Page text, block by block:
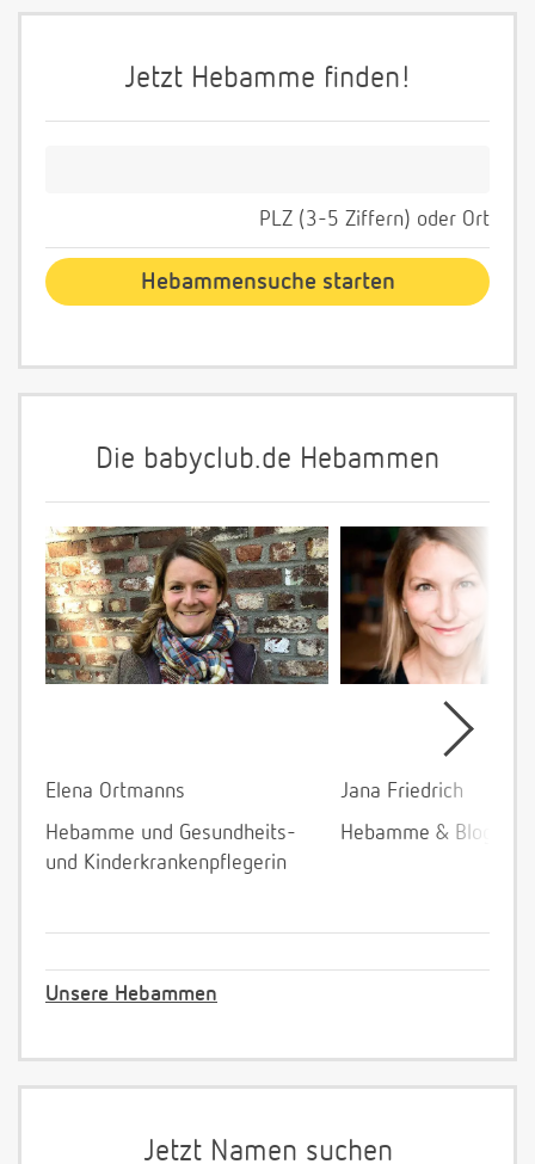
Jetzt Hebamme finden!
PLZ (3-5 Ziffern) oder Ort
Die babyclub.de Hebammen
Elena Ortmanns
Hebamme und Gesundheits-
und Kinderkrankenpflegerin
Jana Friedrich
Hebamme &
Unsere Hebammen
Jetzt Namen suchen